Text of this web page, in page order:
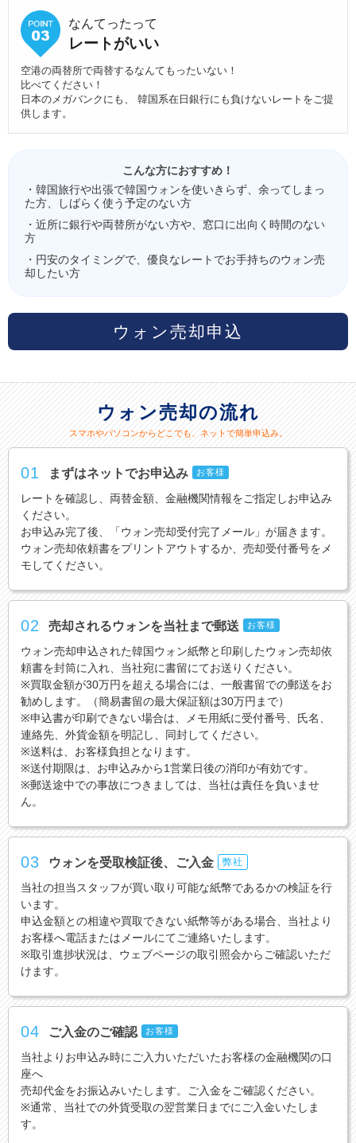
なんてったって
レートがいい
空港の両替所で両替するなんてもったいない！
比べてください！
日本のメガバンクにも、 韓国系在日銀行にも負けないレートをご提
供します。
こんな方におすすめ！
・韓国旅行や出張で韓国ウォンを使いきらず、余ってしまっ
た方、しばらく使う予定のない方
・近所に銀行や両替所がない方や、窓口に出向く時間のない
方
・円安のタイミングで、優良なレートでお手持ちのウォン売
却したい方
ウォン売却申込
ウォン売却の流れ
スマホやパソコンからどこでも、ネットで簡単申込み。
01 まずはネットでお申込み お客様
レートを確認し、両替金額、金融機関情報をご指定しお申込み
ください。
お申込み完了後、「ウォン売却受付完了メール」が届きます。
ウォン売却依頼書をプリントアウトするか、売却受付番号をメ
モしてください。
02 売却されるウォンを当社まで郵送 お客様
ウォン売却申込された韓国ウォン紙幣と印刷したウォン売却依
頼書を封筒に入れ、当社宛に書留にてお送りください。
※買取金額が30万円を超える場合には、一般書留での郵送をお
勧めします。（簡易書留の最大保証額は30万円まで）
※申込書が印刷できない場合は、メモ用紙に受付番号、氏名、
連絡先、外貨金額を明記し、同封してください。
※送料は、お客様負担となります。
※送付期限は、お申込みから1営業日後の消印が有効です。
※郵送途中での事故につきましては、当社は責任を負いませ
ん。
03 ウォンを受取検証後、ご入金 弊社
当社の担当スタッフが買い取り可能な紙幣であるかの検証を行
います。
申込金額との相違や買取できない紙幣等がある場合、当社より
お客様へ電話またはメールにてご連絡いたします。
※取引進捗状況は、ウェブページの取引照会からご確認いただ
けます。
04 ご入金のご確認 お客様
当社よりお申込み時にご入力いただいたお客様の金融機関の口
座へ
売却代金をお振込みいたします。ご入金をご確認ください。
※通常、当社での外貨受取の翌営業日までにご入金いたしま
す。